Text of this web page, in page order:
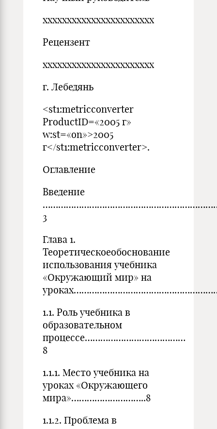
ххххххххххххххххххххххх
Рецензент
ххххххххххххххххххххххх
г. Лебедянь
<st1:metricconverter
ProductID=«2005 г»
w:st=«on»>2005
г</st1:metricconverter>.
Оглавление
Введение
3
Глава 1.
Теоретическоеобоснование
использования учебника
«Окружающий мир» на
1.1. Роль учебника в
образовательном
процессе…………………………………
8
1.1.1. Место учебника на
уроках «Окружающего
мира»………………………..8
1.1.2. Проблема в